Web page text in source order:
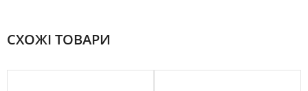
СХОЖІ ТОВАРИ